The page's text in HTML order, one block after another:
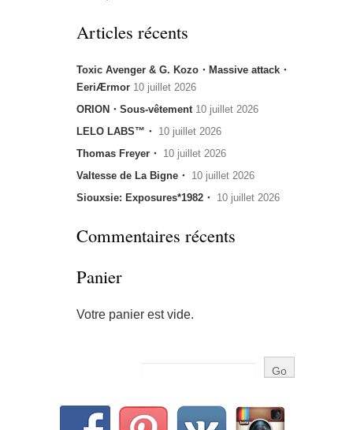
Articles récents
Toxic Avenger & G. Kozo・Massive attack・
EeriÆrmor 10 juillet 2026
ORION・Sous-vêtement 10 juillet 2026
LELO LABS™・ 10 juillet 2026
Thomas Freyer・ 10 juillet 2026
Valtesse de La Bigne・ 10 juillet 2026
Siouxsie: Exposures*1982・ 10 juillet 2026
Commentaires récents
Panier
Votre panier est vide.